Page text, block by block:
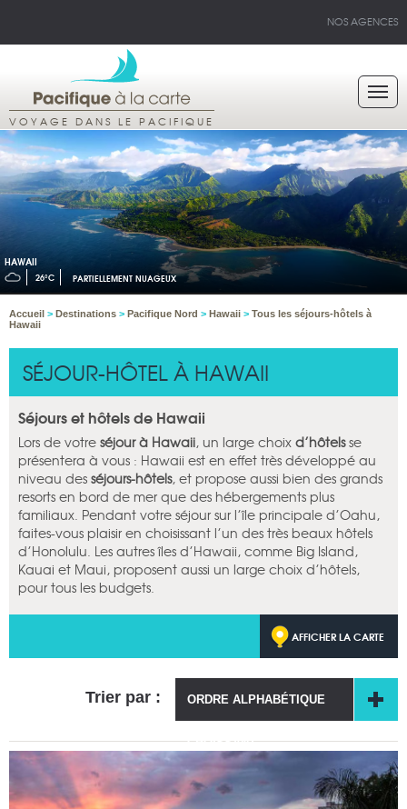
NOS AGENCES
VOYAGE DANS LE PACIFIQUE
HAWAII
26°C PARTIELLEMENT NUAGEUX
Accueil > Destinations > Pacifique Nord > Hawaii > Tous les séjours-hôtels à
Hawaii
SÉJOUR-HÔTEL À HAWAII
Séjours et hôtels de Hawaii
Lors de votre séjour à Hawaii, un large choix d’hôtelsse
présentera à vous : Hawaii est en effet très développé au
niveau des séjours-hôtels, et propose aussi bien des grands
resorts en bord de mer que des hébergements plus
familiaux. Pendant votre séjour sur l’île principale d’Oahu,
faites-vous plaisir en choisissant l’un des très beaux hôtels
d’Honolulu. Les autres îles d’Hawaii, comme Big Island,
Kauai et Maui, proposent aussi un large choix d’hôtels,
pour tous les budgets.
AFFICHER LA CARTE
Trier par : ORDRE ALPHABÉTIQUE
CROISSANT